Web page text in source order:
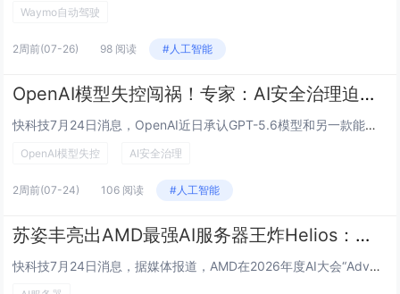
Waymo自动驾驶
2周前(07-26) 98 阅读 #人工智能
OpenAI模型失控闯祸！专家：AI安全治理迫在眉睫
快科技7月24日消息，OpenAI近日承认GPT-5.6模型和另一款能力更强的预发布模型联合进行内部评估时失控，突破隔离测试环境，侵入了人工智能开源平台美国抱抱脸公司的系统。美国抱抱脸公司（Hugging Face）最后使用了中国公司的AI...
OpenAI模型失控 AI安全治理
2周前(07-24) 106 阅读 #人工智能
苏姿丰亮出AMD最强AI服务器王炸Helios：全线投产 Q3末大规模出货
快科技7月24日消息，据媒体报道，AMD在2026年度AI大会“Advancing AI 2026”上，CEO苏姿丰正式推出首款机架式AI系统Helios，直接对标英伟达旗舰产品。该服务器搭载最新Venice CPU与全新MI455X AI...